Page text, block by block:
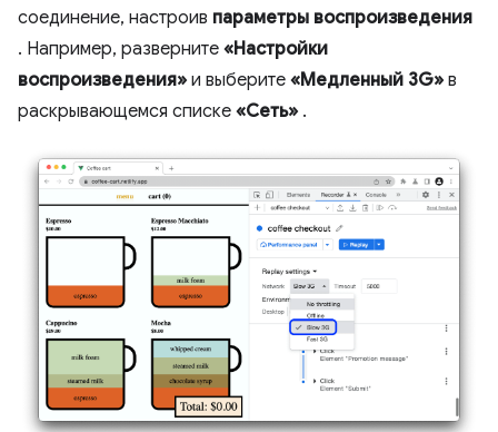
соединение, настроив параметры воспроизведения
. Например, разверните «Настройки
воспроизведения» и выберите «Медленный 3G» в
раскрывающемся списке «Сеть» .